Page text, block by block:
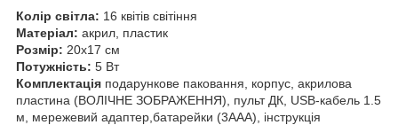
Колір світла: 16 квітів світіння
Матеріал: акрил, пластик
Розмір: 20х17 см
Потужність: 5 Вт
Комплектація подарункове паковання, корпус, акрилова
пластина (ВОЛІЧНЕ ЗОБРАЖЕННЯ), пульт ДК, USB-кабель 1.5
м, мережевий адаптер,батарейки (3ААА), інструкція